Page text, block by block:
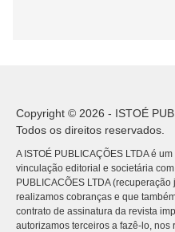
Copyright © 2026 - ISTOÉ
Todos os direitos reservados.
A ISTOÉ PUBLICAÇÕES LTDA é
vinculação editorial e societária
PUBLICACÕES LTDA
realizamos cobranças e que
contrato de assinatura da revista
autorizamos terceiros a fazê-lo,